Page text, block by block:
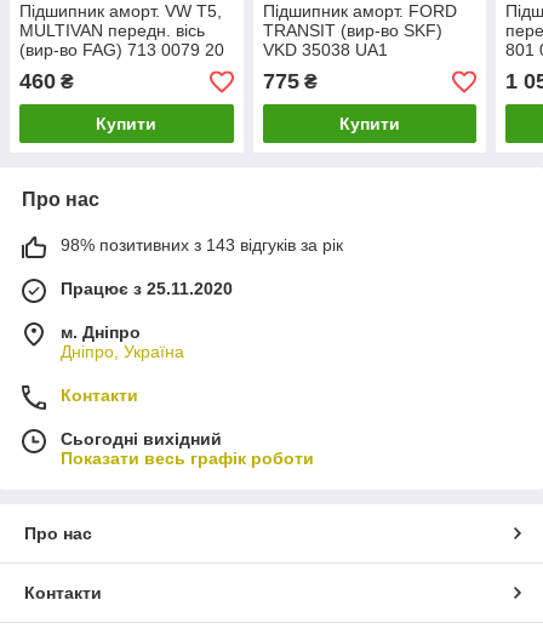
Підшипник аморт. VW T5,
MULTIVAN передн. вісь
(вир-во FAG) 713 0079 20
UA1
460 ₴
Купити
Підшипник аморт. FORD
TRANSIT (вир-во SKF)
VKD 35038 UA1
775₴
Купити
801
1
Про нас
98% позитивних з 143 відгуків за рік
Працює з 25.11.2020
м. Дніпро
Дніпро, Україна
Контакти
Сьогодні вихідний
Показати весь графік роботи
Про нас
Контакти